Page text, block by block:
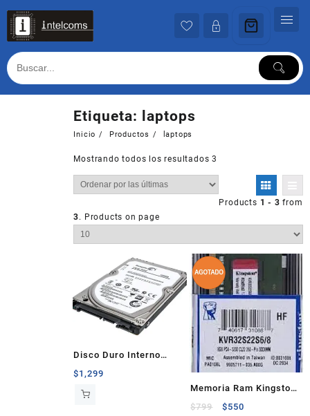
contenido
Etiqueta: laptops
Inicio Productos laptops
Mostrando todos los resultados 3
Products 1 - 3 from
3. Products on page
Disco Duro Interno
SSDH Seagate 2.5″ 1TB
Rpm5400
$1,299
Memoria Ram Kingston
DDR4 8GB 3200Mhz
$799 $550